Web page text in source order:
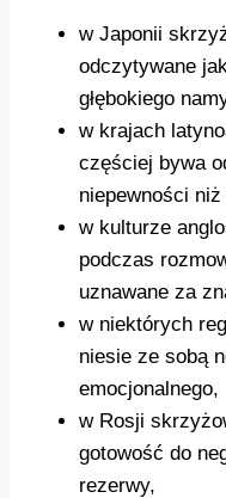
w Japonii
odczytywane
głębokiego
w krajach
częściej bywa
niepewności
w kulturze
podczas
uznawane za
w niektórych
niesie ze sobą
emocjonalnego,
w Rosji
gotowość do
rezerwy,